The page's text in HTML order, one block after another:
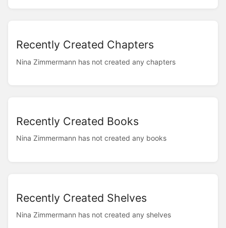
Recently Created Chapters
Nina Zimmermann has not created any chapters
Recently Created Books
Nina Zimmermann has not created any books
Recently Created Shelves
Nina Zimmermann has not created any shelves